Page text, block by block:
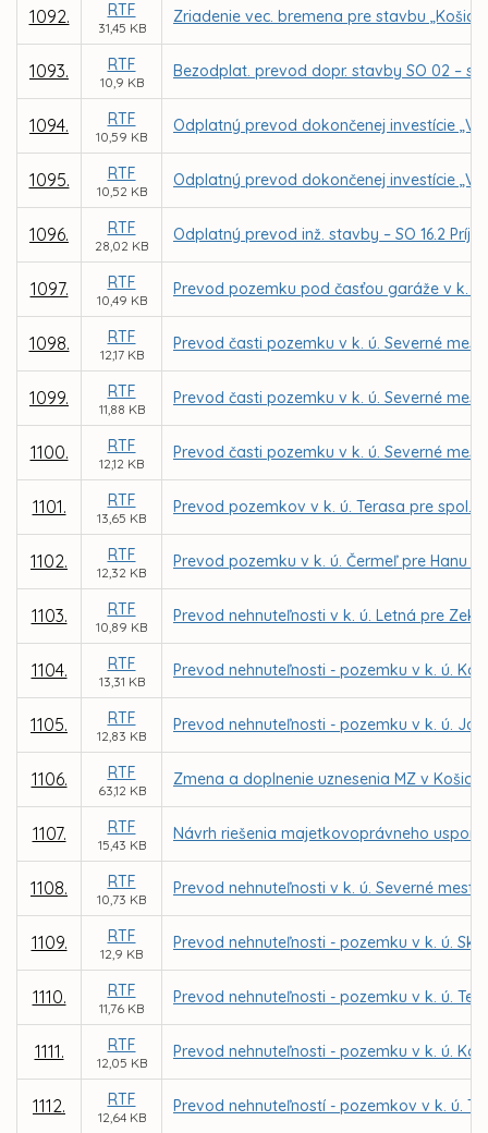
1092. RTF
31,45 KB
Zriadenie vec. bremena pre stavbu
1093. RTF
10,9 KB
Bezodplat. prevod dopr. stavby SO 02 –
1094. RTF
10,59 KB
Odplatný prevod dokončenej investície
1095. RTF
10,52 KB
Odplatný prevod dokončenej investície
1096. RTF
28,02 KB
Odplatný prevod inž. stavby – SO 16.2
1097. RTF
10,49 KB
Prevod pozemku pod časťou garáže v k.
1098. RTF
12,17 KB
Prevod časti pozemku v k. ú. Severné
1099. RTF
11,88 KB
Prevod časti pozemku v k. ú. Severné
1100. RTF
12,12 KB
Prevod časti pozemku v k. ú. Severné
1101. RTF
13,65 KB
Prevod pozemkov v k. ú. Terasa pre spol.
1102. RTF
12,32 KB
Prevod pozemku v k. ú. Čermeľ pre Hanu
1103. RTF
10,89 KB
Prevod nehnuteľnosti v k. ú. Letná pre
1104. RTF
13,31 KB
Prevod nehnuteľnosti - pozemku v k. ú.
1105. RTF
12,83 KB
Prevod nehnuteľnosti - pozemku v k. ú.
1106. RTF
63,12 KB
Zmena a doplnenie uznesenia MZ v
1107. RTF
15,43 KB
Návrh riešenia majetkovoprávneho
1108. RTF
10,73 KB
Prevod nehnuteľnosti v k. ú. Severné
1109. RTF
12,9 KB
Prevod nehnuteľnosti - pozemku v k. ú.
1110. RTF
11,76 KB
Prevod nehnuteľnosti - pozemku v k. ú.
1111. RTF
12,05 KB
Prevod nehnuteľnosti - pozemku v k. ú.
1112. RTF
12,64 KB
Prevod nehnuteľností - pozemkov v k. ú.